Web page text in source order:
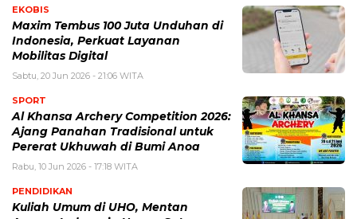
EKOBIS
Maxim Tembus 100 Juta Unduhan di
Indonesia, Perkuat Layanan
Mobilitas Digital
Sabtu, 20 Jun 2026 - 21:06 WITA
SPORT
Al Khansa Archery Competition 2026:
Ajang Panahan Tradisional untuk
Pererat Ukhuwah di Bumi Anoa
Rabu, 10 Jun 2026 - 17:18 WITA
PENDIDIKAN
Kuliah Umum di UHO, Mentan